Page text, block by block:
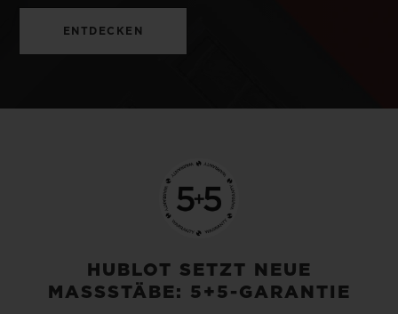
ENTDECKEN
HUBLOT SETZT NEUE
MASSSTÄBE: 5+5-GARANTIE